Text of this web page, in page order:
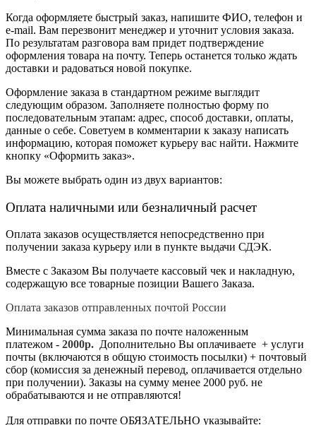
Когда оформляете быстрый заказ, напишите ФИО, телефон и
e-mail. Вам перезвонит менеджер и уточнит условия заказа.
По результатам разговора вам придет подтверждение
оформления товара на почту. Теперь останется только ждать
доставки и радоваться новой покупке.
Оформление заказа в стандартном режиме выглядит
следующим образом. Заполняете полностью форму по
последовательным этапам: адрес, способ доставки, оплаты,
данные о себе. Советуем в комментарии к заказу написать
информацию, которая поможет курьеру вас найти. Нажмите
кнопку «Оформить заказ».
Вы можете выбрать один из двух вариантов:
Оплата наличными или безналичный расчет
Оплата заказов осуществляется непосредственно при
получении заказа курьеру или в пункте выдачи СДЭК.
Вместе с Заказом Вы получаете кассовый чек и накладную,
содержащую все товарные позиции Вашего Заказа.
Оплата заказов отправленных почтой России
Минимальная сумма заказа по почте наложенным
платежом - 2000р. Дополнительно Вы оплачиваете + услуги
почты (включаются в общую стоимость посылки) + почтовый
сбор (комиссия за денежный перевод, оплачивается отдельно
при получении). Заказы на сумму менее 2000 руб. не
обрабатываются и не отправляются!
Для отправки по почте ОБЯЗАТЕЛЬНО указывайте: